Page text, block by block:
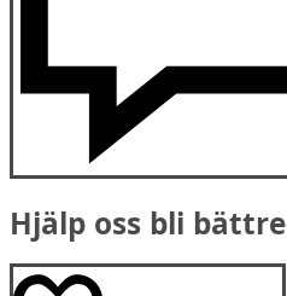
Hjälp oss bli bättre